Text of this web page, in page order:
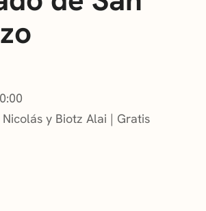
y Biotz Alai
Gratis